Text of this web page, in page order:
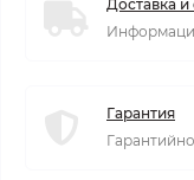
Доставка и
Гарантия